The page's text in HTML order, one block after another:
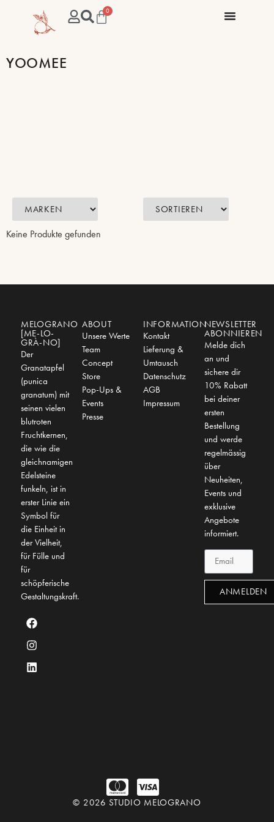
0
YOOMEE
Keine Produkte gefunden
MELOGRANO
[ME-LO-
GRÀ-NO]
Der
Granatapfel
(punica
granatum) mit
seinen vielen
blutroten
Fruchtkernen,
die wie die
gleichnamigen
Edelsteine
funkeln, ist in
erster Linie ein
Symbol für
die Einheit in
der Vielheit,
für Fülle und
für
schöpferische
Gestaltungskraft.
ABOUT
Unsere Werte
Team
Concept
Store
Pop-Ups &
Events
Presse
INFORMATION
Kontakt
Lieferung &
Umtausch
Datenschutz
AGB
Impressum
NEWSLETTER
ABONNIEREN
Melde dich
an und
sichere dir
10% Rabatt
bei deiner
ersten
Bestellung
und werde
regelmässig
über
Neuheiten,
Events und
exklusive
Angebote
informiert.
ANMELDEN
© 2026 STUDIO MELOGRANO